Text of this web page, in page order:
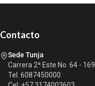
Contacto
Sede Tunja
Carrera 2ª Este No. 64 - 169
Tel: 6087450000